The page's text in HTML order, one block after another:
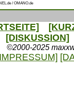
/ OMANO.de
[DISKUSSION]
©2000-2025